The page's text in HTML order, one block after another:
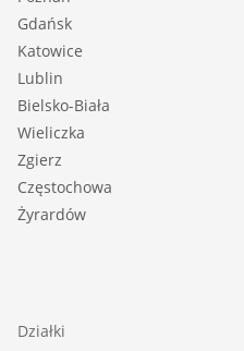
Gdańsk
Katowice
Lublin
Bielsko-Biała
Wieliczka
Zgierz
Częstochowa
Żyrardów
Działki